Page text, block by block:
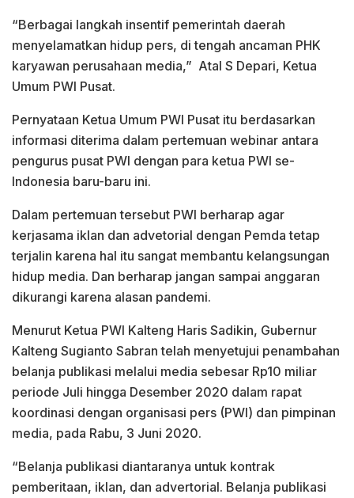
“Berbagai langkah insentif pemerintah daerah
menyelamatkan hidup pers, di tengah ancaman PHK
karyawan perusahaan media,” Atal S Depari, Ketua
Umum PWI Pusat.
Pernyataan Ketua Umum PWI Pusat itu berdasarkan
informasi diterima dalam pertemuan webinar antara
pengurus pusat PWI dengan para ketua PWI se-
Indonesia baru-baru ini.
Dalam pertemuan tersebut PWI berharap agar
kerjasama iklan dan advetorial dengan Pemda tetap
terjalin karena hal itu sangat membantu kelangsungan
hidup media. Dan berharap jangan sampai anggaran
dikurangi karena alasan pandemi.
Menurut Ketua PWI Kalteng Haris Sadikin, Gubernur
Kalteng Sugianto Sabran telah menyetujui penambahan
belanja publikasi melalui media sebesar Rp10 miliar
periode Juli hingga Desember 2020 dalam rapat
koordinasi dengan organisasi pers (PWI) dan pimpinan
media, pada Rabu, 3 Juni 2020.
“Belanja publikasi diantaranya untuk kontrak
pemberitaan, iklan, dan advertorial. Belanja publikasi